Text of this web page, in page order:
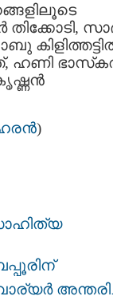
ഹണി
)